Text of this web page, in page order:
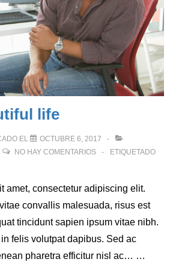
life
EL
OCTUBRE 6, 2017
NO HAY COMENTARIOS
ETIQUETADO
amet, consectetur adipiscing elit.
convallis malesuada, risus est
tincidunt sapien ipsum vitae nibh.
felis volutpat dapibus. Sed ac
pharetra efficitur nisl ac… …